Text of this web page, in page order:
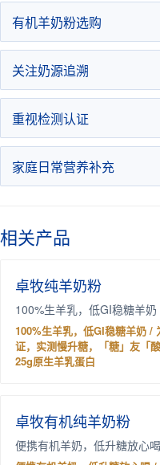
有机羊奶粉选购
关注奶源追溯
重视检测认证
家庭日常营养补充
相关产品
卓牧纯羊奶粉
100%生羊乳，低GI稳糖羊奶
100%生羊乳，低GI稳糖羊奶 /
证，实测慢升糖，「糖」友「
25g原生羊乳蛋白
卓牧有机纯羊奶粉
便携有机羊奶，低升糖放心喝